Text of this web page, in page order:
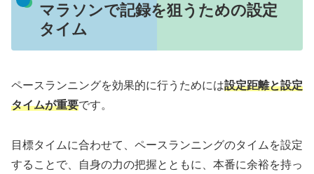
マラソンで記録を狙うための設定
タイム
ペースランニングを効果的に行うためには設定距離と設定
タイムが重要です。
目標タイムに合わせて、ペースランニングのタイムを設定
することで、自身の力の把握とともに、本番に余裕を持っ